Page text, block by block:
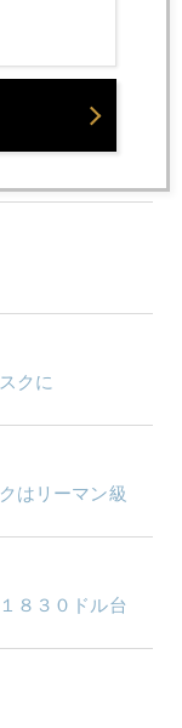
クに
はリーマン級
８３０ドル台